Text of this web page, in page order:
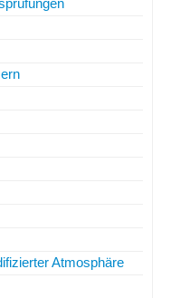
Atmosphäre